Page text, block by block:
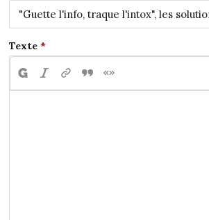
Texte